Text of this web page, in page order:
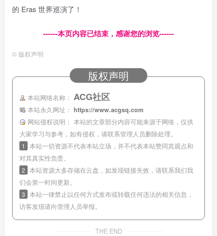
的 Eras 世界巡演了！
------本页内容已结束，感谢您的浏览------
© 版权声明
版权声明
本站网络名称： ACG社区
本站永久网址：
https://www.acgsq.com
网站侵权说明： 本站的文章部分内容可能来源于网络，仅供
大家学习与参考，如有侵权，请联系管理人员删除处理。
1
本站一切资源不代表本站立场，并不代表本站赞同其观点和
对其真实性负责。
2 本站资源大多存储在云盘，如发现链接失效，请联系我们我
们会第一时间更新。
3 本站一律禁止以任何方式发布或转载任何违法的相关信息，
访客发现请向管理人员举报。
THE END